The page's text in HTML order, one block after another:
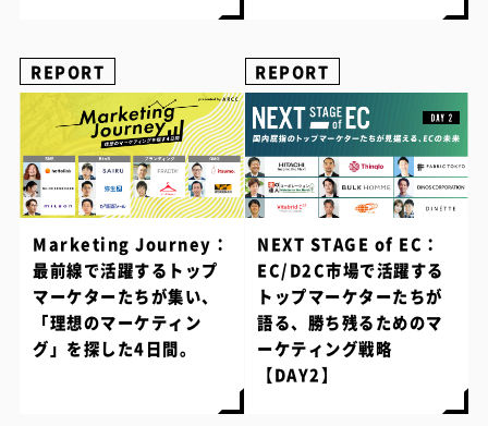
REPORT
Marketing Journey：
最前線で活躍するトップ
マーケターたちが集い、
「理想のマーケティン
グ」を探した4日間。
REPORT
NEXT STAGE of EC：
EC/D2C市場で活躍する
トップマーケターたちが
語る、勝ち残るためのマ
ーケティング戦略
【DAY2】